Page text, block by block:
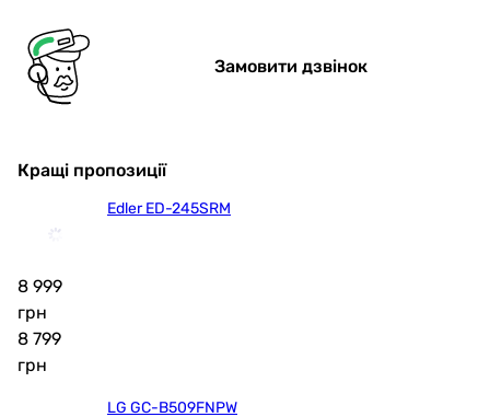
Замовити дзвінок
Кращі пропозиції
Edler ED-245SRM
8 999
грн
8 799
грн
LG GC-B509FNPW